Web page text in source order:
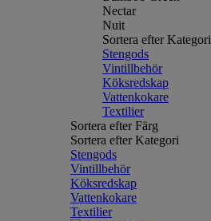
Nectar
Nuit
Sortera efter Kategori
Stengods
Vintillbehör
Köksredskap
Vattenkokare
Textilier
Sortera efter Färg
Sortera efter Kategori
Stengods
Vintillbehör
Köksredskap
Vattenkokare
Textilier